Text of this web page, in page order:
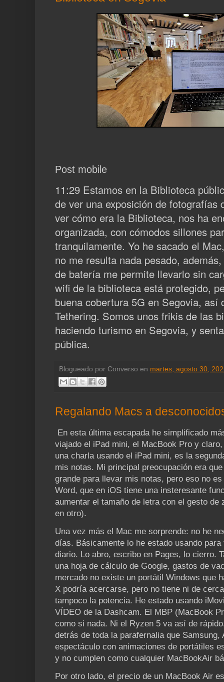
Post mobile
11:29 Estamos en la Biblioteca
de ver una exposición de fotografías
ver cómo era la Biblioteca, nos ha
organizada, con cómodos sillones
tranquilamente. Yo he sacado el
no me resulta nada pesado,
de batería me permite llevarlo sin
wifi de la biblioteca está protegido,
buena cobertura 5G en Segovia, así
Tethering. Somos unos frikis de las
haciendo turismo en Segovia, y
pública.
Blogueado por Converso en martes, agosto 30,
Regalando Macs a
En esta última escapada he simplificado
viajado el iPad mini, el MacBook Pro y
una charla usando el iPad mini, es la
mis notas. Mi principal preocupación era
grande para llevar mis notas, pero eso no
Word, que en iOS tiene una insteresante
aumentar el tamaño de letra con el gesto
en otro).
Una vez más el Mac me sorprende: no he
días. Básicamente lo he estado usando
diario. Lo abro, escribo en Pages, lo cierro.
una hoja de cálculo de Google, gastos de
mercado no existe un portátil Windows que
X podría acercarse, pero no tiene ni de
tampoco la potencia. He estado usando
VÍDEO de la Dashcam. El MBP (MacBook
como si nada. Ni el Ryzen 5 va así de
detrás de toda la parafernalia que
espectáculo con animaciones de portátiles
y no cumplen como cualquier MacBookAir
Por otro lado, el precio de un MacBook Air